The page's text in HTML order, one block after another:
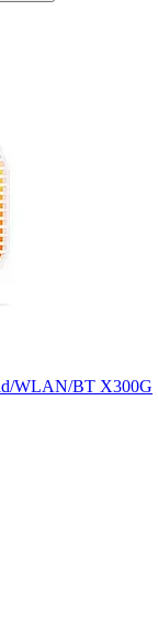
WLAN/BT X300G